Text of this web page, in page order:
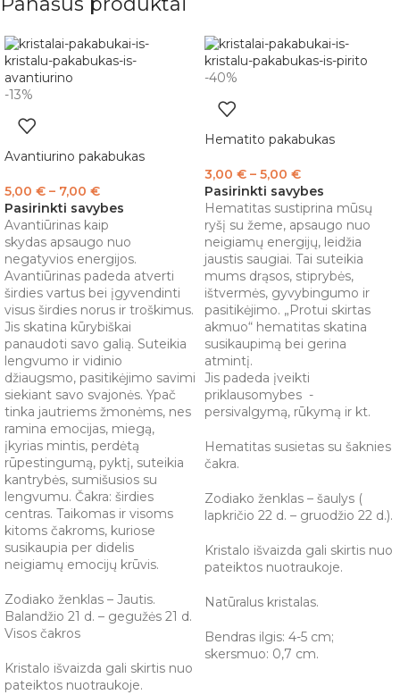
-13%
Avantiurino pakabukas
5,00 € – 7,00 €
Pasirinkti savybes
Avantiūrinas kaip
skydas apsaugo nuo
negatyvios energijos.
Avantiūrinas padeda atverti
širdies vartus bei įgyvendinti
visus širdies norus ir troškimus.
Jis skatina kūrybiškai
panaudoti savo galią. Suteikia
lengvumo ir vidinio
džiaugsmo, pasitikėjimo savimi
siekiant savo svajonės. Ypač
tinka jautriems žmonėms, nes
ramina emocijas, miegą,
įkyrias mintis, perdėtą
rūpestingumą, pyktį, suteikia
kantrybės, sumišusios su
lengvumu. Čakra: širdies
centras. Taikomas ir visoms
kitoms čakroms, kuriose
susikaupia per didelis
neigiamų emocijų krūvis.
Zodiako ženklas – Jautis.
Balandžio 21 d. – gegužės 21 d.
Visos čakros
Kristalo išvaizda gali skirtis nuo
pateiktos nuotraukoje.
-40%
Hematito pakabukas
3,00 € – 5,00 €
Pasirinkti savybes
Hematitas sustiprina mūsų
ryšį su žeme, apsaugo nuo
neigiamų energijų, leidžia
jaustis saugiai. Tai suteikia
mums drąsos, stiprybės,
ištvermės, gyvybingumo ir
pasitikėjimo. „Protui skirtas
akmuo“ hematitas skatina
susikaupimą bei gerina
atmintį.
Jis padeda įveikti
priklausomybes -
persivalgymą, rūkymą ir kt.
Hematitas susietas su šaknies
čakra.
Zodiako ženklas – šaulys (
lapkričio 22 d. – gruodžio 22 d.).
Kristalo išvaizda gali skirtis nuo
pateiktos nuotraukoje.
Natūralus kristalas.
Bendras ilgis: 4-5 cm;
skersmuo: 0,7 cm.